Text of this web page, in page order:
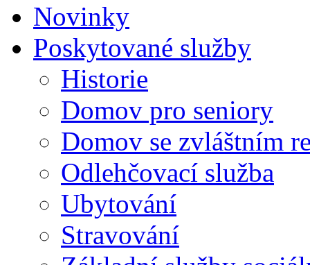
Novinky
Poskytované služby
Historie
Domov pro seniory
Domov se zvláštním
Odlehčovací služba
Ubytování
Stravování